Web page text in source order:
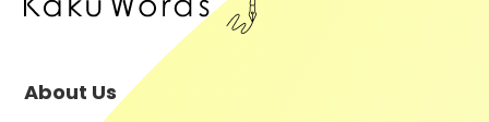
About Us